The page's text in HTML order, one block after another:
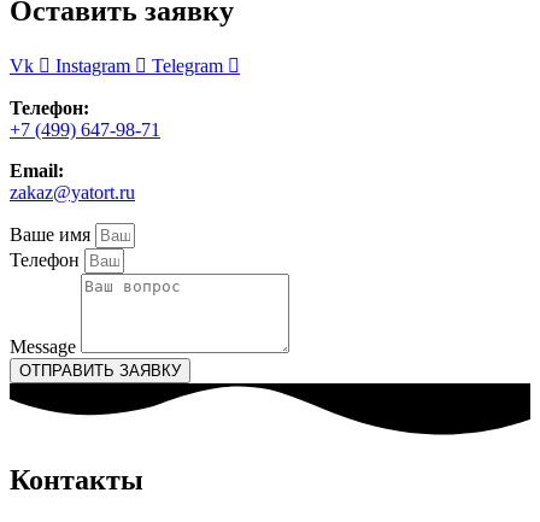
Оставить заявку
Vk Instagram Telegram
Телефон:
+7 (499) 647-98-71
Email:
zakaz@yatort.ru
Ваше имя
Телефон
Message
ОТПРАВИТЬ ЗАЯВКУ
Контакты